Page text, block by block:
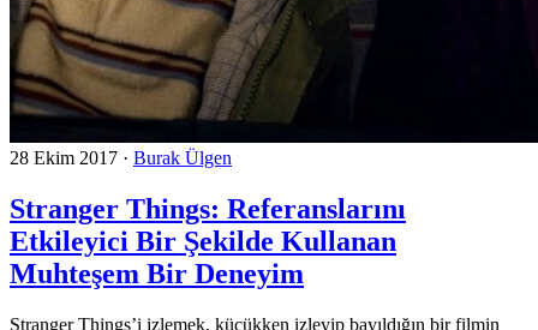
28 Ekim 2017 · Burak Ülgen
Stranger Things: Referanslarını
Etkileyici Bir Şekilde Kullanan
Muhteşem Bir Deneyim
Stranger Things’i izlemek, küçükken izleyip bayıldığın bir filmin